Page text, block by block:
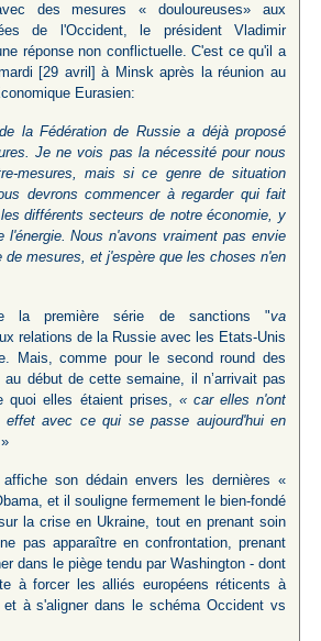
des mesures « douloureuses» aux
de l'Occident, le président Vladimir
réponse non conflictuelle. C'est ce qu'il a
[29 avril] à Minsk après la réunion au
Eurasien:
la Fédération de Russie a déjà proposé
Je ne vois pas la nécessité pour nous
mesures, mais si ce genre de situation
devrons commencer à regarder qui fait
différents secteurs de notre économie, y
l'énergie. Nous n'avons vraiment pas envie
de mesures, et j'espère que les choses n'en
la première série de sanctions "va
relations de la Russie avec les Etats-Unis
Mais, comme pour le second round des
début de cette semaine, il n’arrivait pas
quoi elles étaient prises, « car elles n'ont
avec ce qui se passe aujourd'hui en
»
son dédain envers les dernières «
et il souligne fermement le bien-fondé
la crise en Ukraine, tout en prenant soin
pas apparaître en confrontation, prenant
dans le piège tendu par Washington - dont
à forcer les alliés européens réticents à
à s'aligner dans le schéma Occident vs